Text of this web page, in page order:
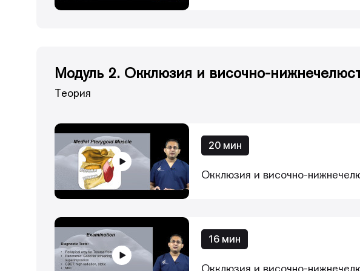
Модуль 2. Окклюзия и височно-
Теория
20 мин
Окклюзия и височно-
16 мин
Окклюзия и височно-